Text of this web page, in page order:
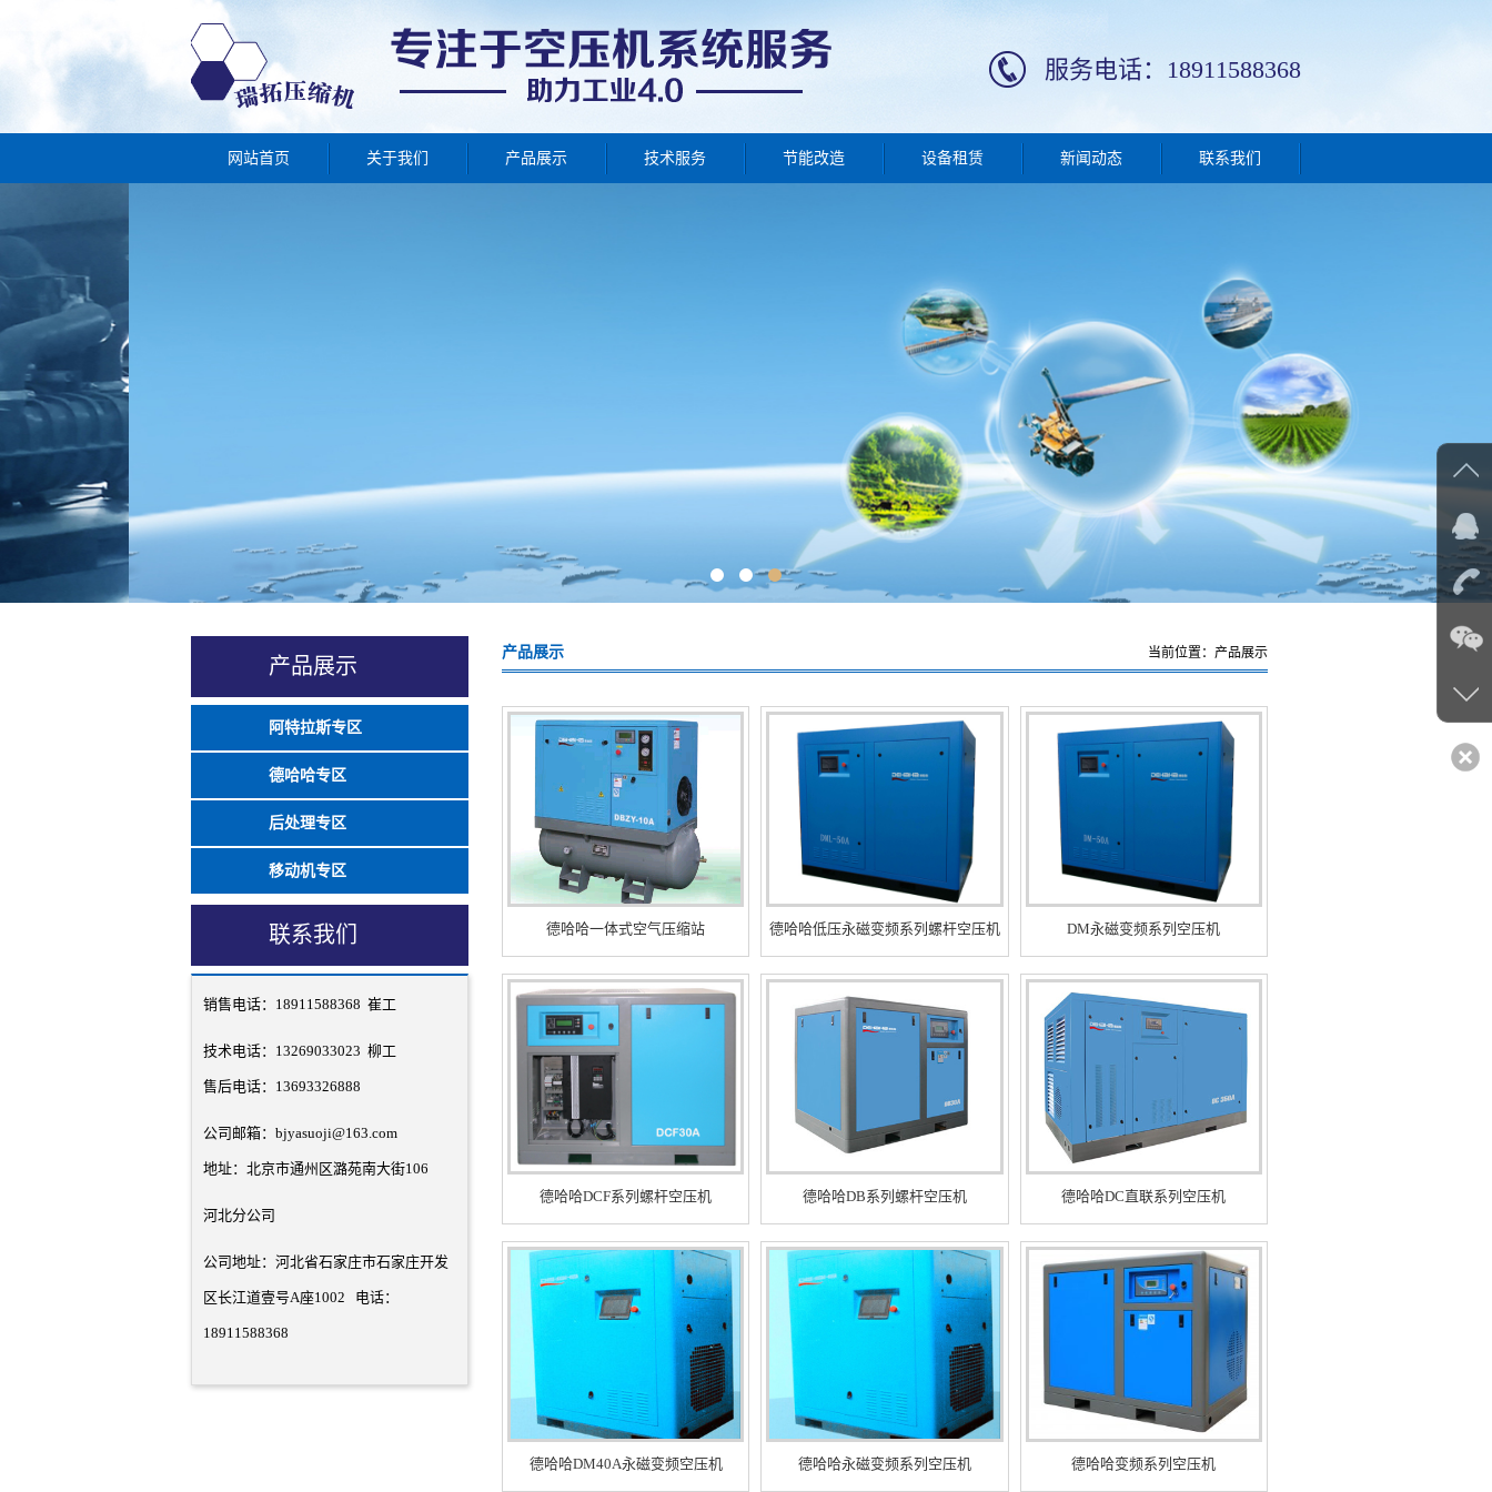
服务电话：18911588368
网站首页 关于我们 产品展示 技术服务 节能改造 设备租赁 新闻动态 联系我们
产品展示
阿特拉斯专区
德哈哈专区
后处理专区
移动机专区
联系我们
销售电话：18911588368 崔工
技术电话：13269033023 柳工
售后电话：13693326888
公司邮箱：bjyasuoji@163.com
地址：北京市通州区潞苑南大街106
河北分公司
公司地址：河北省石家庄市石家庄开发
区长江道壹号A座1002 电话：
18911588368
产品展示 当前位置：产品展示
德哈哈一体式空气压缩站 德哈哈低压永磁变频系列螺杆空压机 DM永磁变频系列空压机
德哈哈DCF系列螺杆空压机 德哈哈DB系列螺杆空压机 德哈哈DC直联系列空压机
德哈哈DM40A永磁变频空压机 德哈哈永磁变频系列空压机 德哈哈变频系列空压机